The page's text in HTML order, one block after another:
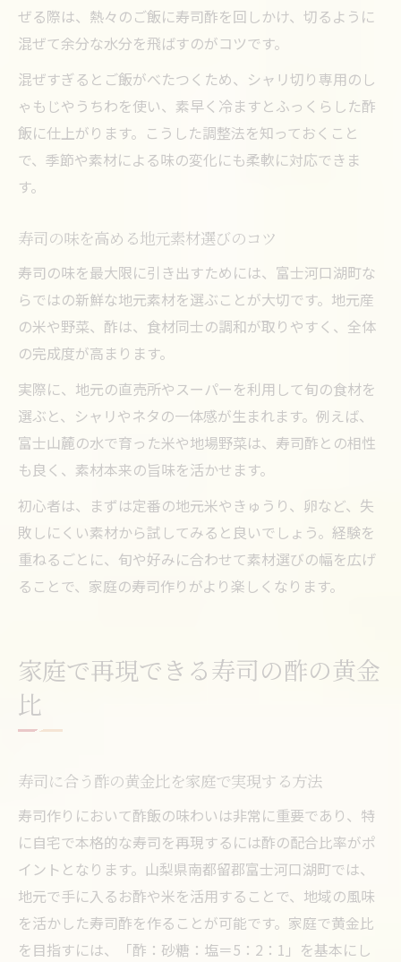
ぜる際は、熱々のご飯に寿司酢を回しかけ、切るように
混ぜて余分な水分を飛ばすのがコツです。
混ぜすぎるとご飯がべたつくため、シャリ切り専用のし
ゃもじやうちわを使い、素早く冷ますとふっくらした酢
飯に仕上がります。こうした調整法を知っておくこと
で、季節や素材による味の変化にも柔軟に対応できま
す。
寿司の味を高める地元素材選びのコツ
寿司の味を最大限に引き出すためには、富士河口湖町な
らではの新鮮な地元素材を選ぶことが大切です。地元産
の米や野菜、酢は、食材同士の調和が取りやすく、全体
の完成度が高まります。
実際に、地元の直売所やスーパーを利用して旬の食材を
選ぶと、シャリやネタの一体感が生まれます。例えば、
富士山麓の水で育った米や地場野菜は、寿司酢との相性
も良く、素材本来の旨味を活かせます。
初心者は、まずは定番の地元米やきゅうり、卵など、失
敗しにくい素材から試してみると良いでしょう。経験を
重ねるごとに、旬や好みに合わせて素材選びの幅を広げ
ることで、家庭の寿司作りがより楽しくなります。
家庭で再現できる寿司の酢の黄金
比
寿司に合う酢の黄金比を家庭で実現する方法
寿司作りにおいて酢飯の味わいは非常に重要であり、特
に自宅で本格的な寿司を再現するには酢の配合比率がポ
イントとなります。山梨県南都留郡富士河口湖町では、
地元で手に入るお酢や米を活用することで、地域の風味
を活かした寿司酢を作ることが可能です。家庭で黄金比
を目指すには、「酢：砂糖：塩＝5：2：1」を基本にし